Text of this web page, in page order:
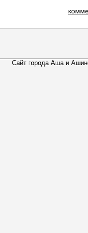
Сайт города Аша и